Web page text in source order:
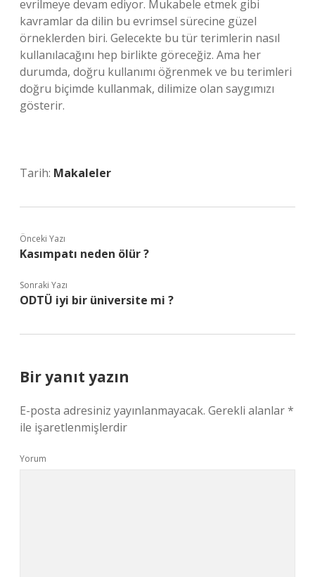
evrilmeye devam ediyor. Mukabele etmek gibi
kavramlar da dilin bu evrimsel sürecine güzel
örneklerden biri. Gelecekte bu tür terimlerin nasıl
kullanılacağını hep birlikte göreceğiz. Ama her
durumda, doğru kullanımı öğrenmek ve bu terimleri
doğru biçimde kullanmak, dilimize olan saygımızı
gösterir.
Tarih: Makaleler
Önceki Yazı
Kasımpatı neden ölür ?
Sonraki Yazı
ODTÜ iyi bir üniversite mi ?
Bir yanıt yazın
E-posta adresiniz yayınlanmayacak. Gerekli alanlar*
ile işaretlenmişlerdir
Yorum